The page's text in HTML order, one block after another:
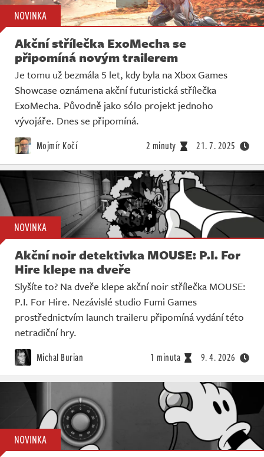
NOVINKA
Akční střílečka ExoMecha se
připomíná novým trailerem
Je tomu už bezmála 5 let, kdy byla na Xbox Games
Showcase oznámena akční futuristická střílečka
ExoMecha. Původně jako sólo projekt jednoho
vývojáře. Dnes se připomíná.
Mojmír Kočí 2 minuty 21. 7. 2025
NOVINKA
Akční noir detektivka MOUSE: P.I. For
Hire klepe na dveře
Slyšíte to? Na dveře klepe akční noir střílečka MOUSE:
P.I. For Hire. Nezávislé studio Fumi Games
prostřednictvím launch traileru připomíná vydání této
netradiční hry.
Michal Burian 1 minuta 9. 4. 2026
NOVINKA